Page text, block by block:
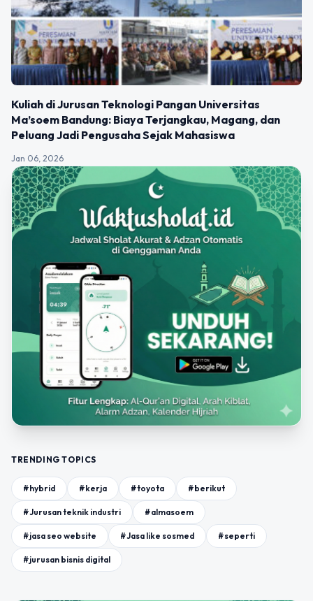
Kuliah di Jurusan Teknologi Pangan Universitas
Ma’soem Bandung: Biaya Terjangkau, Magang, dan
Peluang Jadi Pengusaha Sejak Mahasiswa
Jan 06, 2026
TRENDING TOPICS
#hybrid #kerja #toyota #berikut
#Jurusan teknik industri #almasoem
#jasa seo website #Jasa like sosmed #seperti
#jurusan bisnis digital